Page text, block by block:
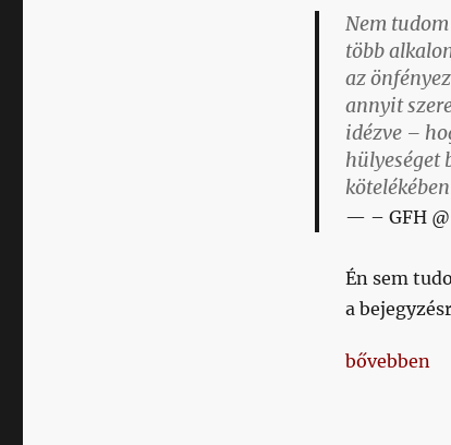
Nem
több
az
annyit
idézve –
hülyeséget
– GFH @
Én sem
a
„Mi is
bővebben